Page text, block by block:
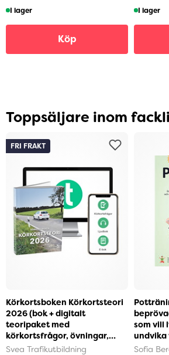
I lager
Köp
I lager
Toppsäljare inom
Körkortsboken Körkortsteori
2026 (bok + digitalt
teoripaket med
körkortsfrågor, övningar,
ljudbok & ebok) (häftad)
Svea Trafikutbildning
FRI FRAKT
som vill
undvika
Steg-
Sofia